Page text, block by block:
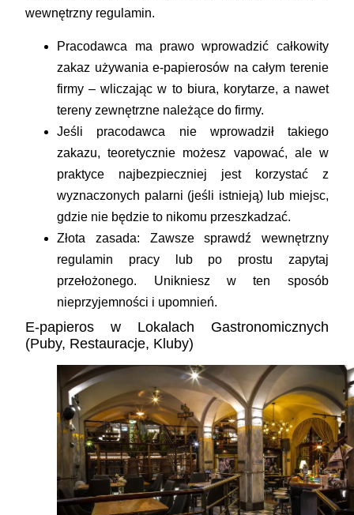
wewnętrzny regulamin.
Pracodawca ma prawo wprowadzić całkowity
zakaz używania e-papierosów na całym terenie
firmy – wliczając w to biura, korytarze, a nawet
tereny zewnętrzne należące do firmy.
Jeśli pracodawca nie wprowadził takiego
zakazu, teoretycznie możesz vapować, ale w
praktyce najbezpieczniej jest korzystać z
wyznaczonych palarni (jeśli istnieją) lub miejsc,
gdzie nie będzie to nikomu przeszkadzać.
Złota zasada: Zawsze sprawdź wewnętrzny
regulamin pracy lub po prostu zapytaj
przełożonego. Unikniesz w ten sposób
nieprzyjemności i upomnień.
E-papieros w Lokalach Gastronomicznych
(Puby, Restauracje, Kluby)